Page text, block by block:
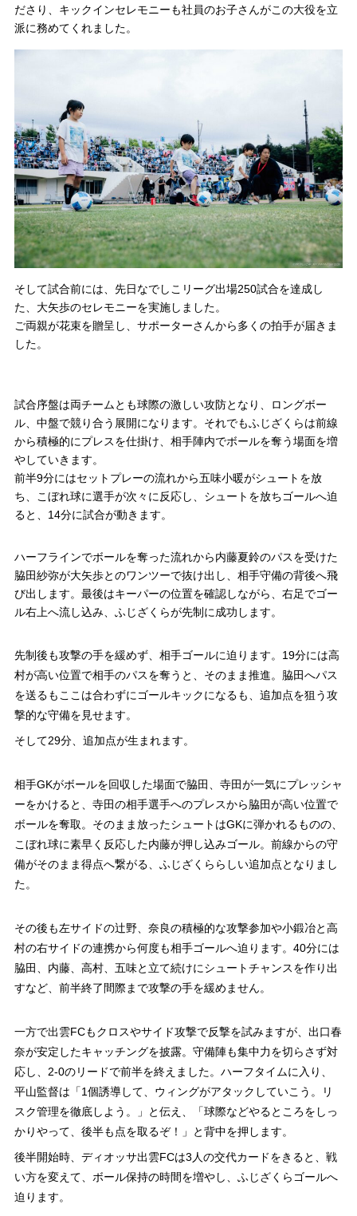
ださり、キックインセレモニーも社員のお子さんがこの大役を立
派に務めてくれました。
そして試合前には、先日なでしこリーグ出場250試合を達成し
た、大矢歩のセレモニーを実施しました。
ご両親が花束を贈呈し、サポーターさんから多くの拍手が届きま
した。
試合序盤は両チームとも球際の激しい攻防となり、ロングボー
ル、中盤で競り合う展開になります。それでもふじざくらは前線
から積極的にプレスを仕掛け、相手陣内でボールを奪う場面を増
やしていきます。
前半9分にはセットプレーの流れから五味小暖がシュートを放
ち、こぼれ球に選手が次々に反応し、シュートを放ちゴールへ迫
ると、14分に試合が動きます。
ハーフラインでボールを奪った流れから内藤夏鈴のパスを受けた
脇田紗弥が大矢歩とのワンツーで抜け出し、相手守備の背後へ飛
び出します。最後はキーパーの位置を確認しながら、右足でゴー
ル右上へ流し込み、ふじざくらが先制に成功します。
先制後も攻撃の手を緩めず、相手ゴールに迫ります。19分には高
村が高い位置で相手のパスを奪うと、そのまま推進。脇田へパス
を送るもここは合わずにゴールキックになるも、追加点を狙う攻
撃的な守備を見せます。
そして29分、追加点が生まれます。
相手GKがボールを回収した場面で脇田、寺田が一気にプレッシャ
ーをかけると、寺田の相手選手へのプレスから脇田が高い位置で
ボールを奪取。そのまま放ったシュートはGKに弾かれるものの、
こぼれ球に素早く反応した内藤が押し込みゴール。前線からの守
備がそのまま得点へ繋がる、ふじざくららしい追加点となりまし
た。
その後も左サイドの辻野、奈良の積極的な攻撃参加や小鍛冶と高
村の右サイドの連携から何度も相手ゴールへ迫ります。40分には
脇田、内藤、高村、五味と立て続けにシュートチャンスを作り出
すなど、前半終了間際まで攻撃の手を緩めません。
一方で出雲FCもクロスやサイド攻撃で反撃を試みますが、出口春
奈が安定したキャッチングを披露。守備陣も集中力を切らさず対
応し、2-0のリードで前半を終えました。ハーフタイムに入り、
平山監督は「1個誘導して、ウィングがアタックしていこう。リ
スク管理を徹底しよう。」と伝え、「球際などやるところをしっ
かりやって、後半も点を取るぞ！」と背中を押します。
後半開始時、ディオッサ出雲FCは3人の交代カードをきると、戦
い方を変えて、ボール保持の時間を増やし、ふじざくらゴールへ
迫ります。